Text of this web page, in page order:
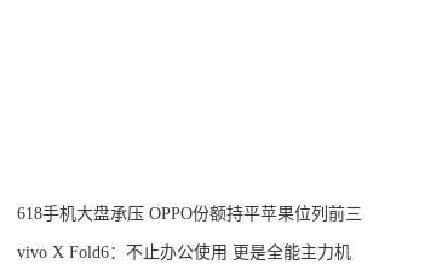
618手机大盘承压 OPPO份额持平苹果位列前三
vivo X Fold6：不止办公使用 更是全能主力机